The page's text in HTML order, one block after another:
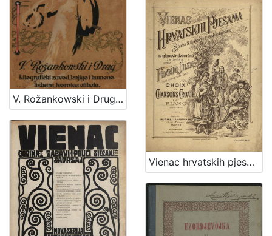
V. Rožankowski i Drug : litografički zavod, knjigo i kamenotiskara, tvornica etiketa : 1898-1913
Vienac hrvatskih pjesama : sbirka 50 izabranih hrvatskih popjevaka : za glasovir dvoručno i s riečima / udesio Franjo Jilek. Zagreb, [1894].